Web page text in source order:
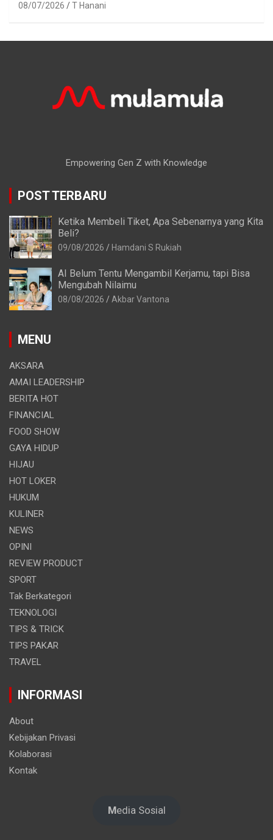
08/07/2026 T Hanani
Empowering Gen Z with Knowledge
POST TERBARU
Ketika Membeli Tiket, Apa Sebenarnya yang Kita
Beli?
09/08/2026 Hamdani S Rukiah
AI Belum Tentu Mengambil Kerjamu, tapi Bisa
Mengubah Nilaimu
08/08/2026 Akbar Vantona
MENU
AKSARA
AMAI LEADERSHIP
BERITA HOT
FINANCIAL
FOOD SHOW
GAYA HIDUP
HIJAU
HOT LOKER
HUKUM
KULINER
NEWS
OPINI
REVIEW PRODUCT
SPORT
Tak Berkategori
TEKNOLOGI
TIPS & TRICK
TIPS PAKAR
TRAVEL
INFORMASI
About
Kebijakan Privasi
Kolaborasi
Kontak
Media Sosial